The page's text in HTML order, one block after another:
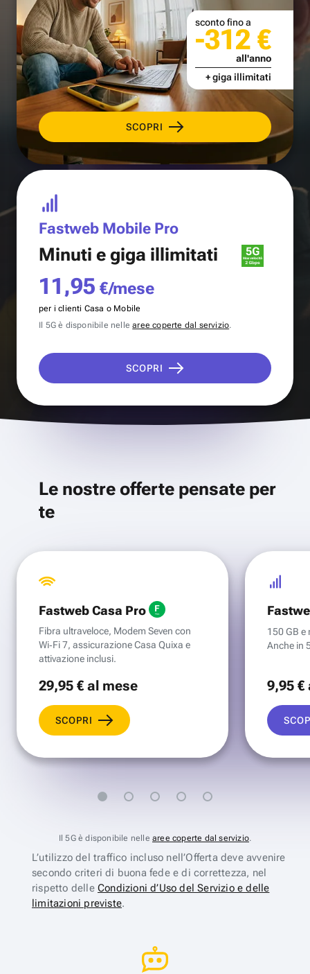
SCOPRI
sconto fino a
-312 €
all'anno
+ giga illimitati
Fastweb Mobile Pro
Minuti e giga illimitati
11,95 €/mese
per i clienti Casa o Mobile
Il 5G è disponibile nellearee coperte dal servizio.
SCOPRI
Le nostre offerte pensate per
te
Fastweb Casa Pro
Fibra ultraveloce, Modem Seven con
Wi‑Fi 7, assicurazione Casa Quixa e
attivazione inclusi.
29,95 €al mese
SCOPRI
150 GB e
Anche in
9,95 €
Il 5G è disponibile nelle aree coperte dal servizio.
L’utilizzo del traffico incluso nell’Offerta deve avvenire
secondo criteri di buona fede e di correttezza, nel
rispetto delle Condizioni d’Uso del Servizio e delle
limitazioni previste.